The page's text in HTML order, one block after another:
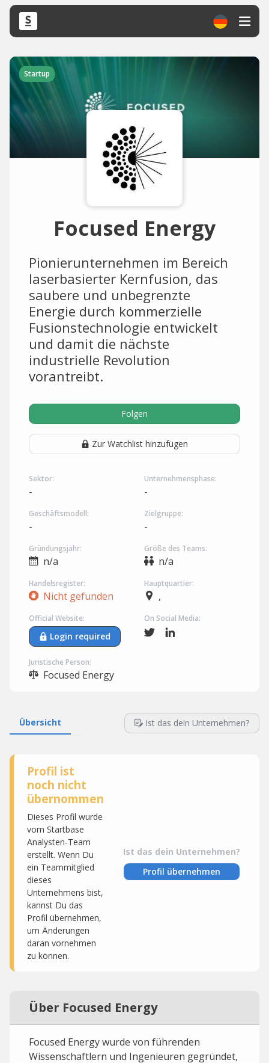
Startup
Focused Energy
Pionierunternehmen im Bereich
laserbasierter Kernfusion, das
saubere und unbegrenzte
Energie durch kommerzielle
Fusionstechnologie entwickelt
und damit die nächste
industrielle Revolution
vorantreibt.
Folgen
Zur Watchlist hinzufügen
Sektor:
-
Unternehmensphase:
-
Geschäftsmodell:
-
Zielgruppe:
-
Gründungsjahr:
n/a
Größe des Teams:
n/a
Handelsregister:
Nicht gefunden
Hauptquartier:
,
Official Website:
Login required
On Social Media:
Juristische Person:
Focused Energy
Übersicht Ist das dein Unternehmen?
Profil ist
noch nicht
übernommen
Dieses Profil wurde
vom Startbase
Analysten-Team
erstellt. Wenn Du
ein Teammitglied
dieses
Unternehmens bist,
kannst Du das
Profil übernehmen,
um Änderungen
daran vornehmen
zu können.
Ist das dein Unternehmen?
Profil übernehmen
Über Focused Energy
Focused Energy wurde von führenden
Wissenschaftlern und Ingenieuren gegründet,